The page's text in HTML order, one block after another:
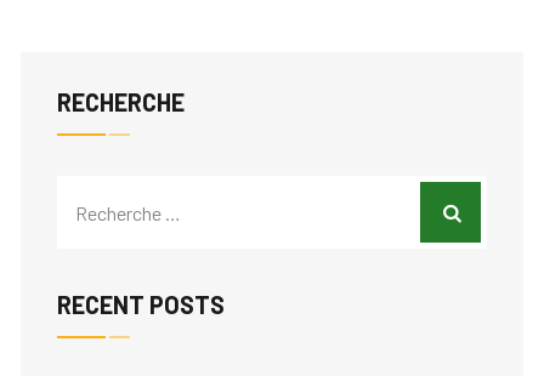
RECHERCHE
RECENT POSTS